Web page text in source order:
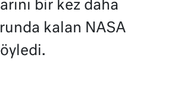
bir kez daha
kalan NASA